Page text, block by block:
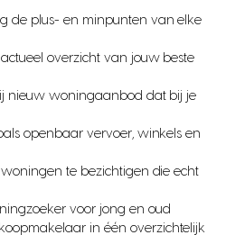
de plus- en minpunten van elke
overzicht van jouw beste
nieuw woningaanbod dat bij je
openbaar vervoer, winkels en
te bezichtigen die echt
voor jong en oud
in één overzichtelijk